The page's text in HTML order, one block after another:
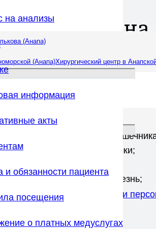
08:00 — 20:00
(Анапа)
(Анапа)Хирургический центр в
справилами обработки
на анализы
информация
акты
и обязанности пациента
посещения
о платных медуслугах
Светлана
и лечением таких
и тонкого отдела
двенадцатиперстной кишки;
рефлюксная болезнь;
расширение вен пищевода.